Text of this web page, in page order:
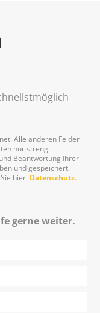
Alle anderen Felder
nur streng
Beantwortung Ihrer
und gespeichert.
hier: Datenschutz.
gerne weiter.